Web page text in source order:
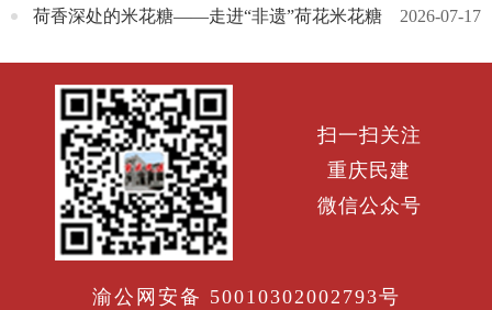
荷香深处的米花糖——走进“非遗”荷花米花糖 2026-07-17
扫一扫关注
重庆民建
微信公众号
渝公网安备 50010302002793号